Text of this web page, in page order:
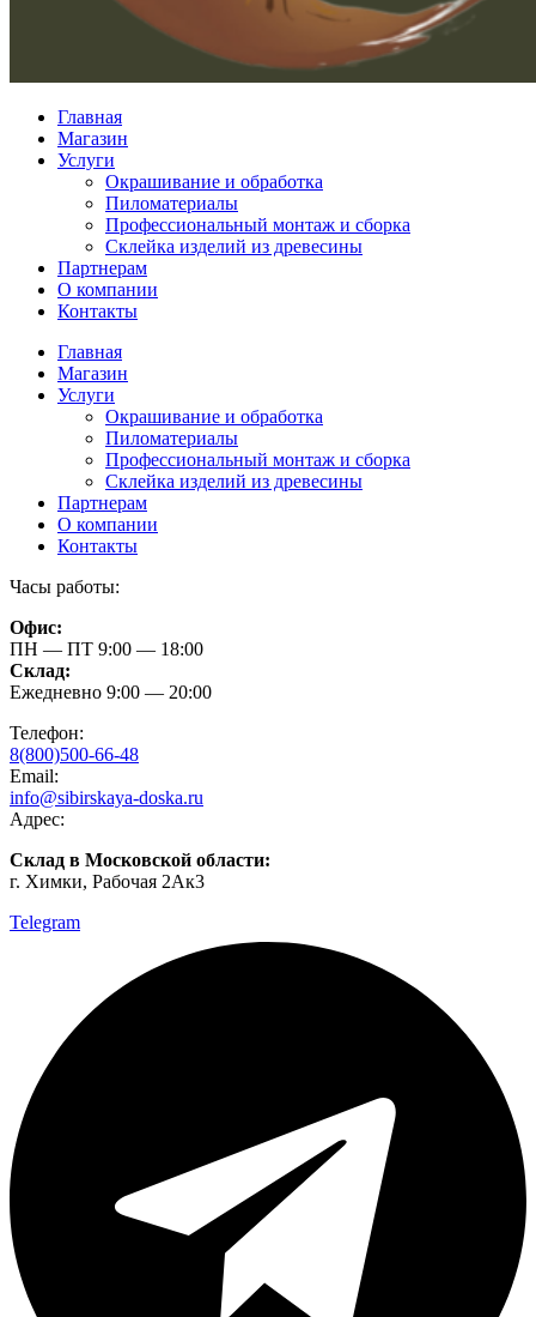
Главная
Магазин
Услуги
Окрашивание и обработка
Пиломатериалы
Профессиональный монтаж и сборка
Склейка изделий из древесины
Партнерам
О компании
Контакты
Главная
Магазин
Услуги
Окрашивание и обработка
Пиломатериалы
Профессиональный монтаж и сборка
Склейка изделий из древесины
Партнерам
О компании
Контакты
Часы работы:
Офис:
ПН — ПТ 9:00 — 18:00
Склад:
Ежедневно 9:00 — 20:00
Телефон:
8(800)500-66-48
Email:
info@sibirskaya-doska.ru
Адрес:
Склад в Московской области:
г. Химки, Рабочая 2Ак3
Telegram